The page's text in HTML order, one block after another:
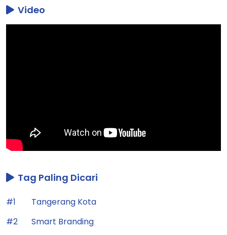
Video
Tag Paling Dicari
#1
Tangerang Kota
#2
Smart Branding